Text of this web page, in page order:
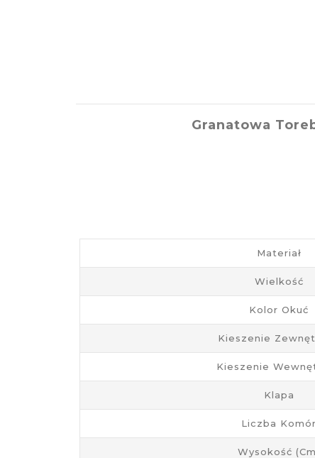
Granatowa
Materiał
Wielkość
Kolor Okuć
Kieszenie
Kieszenie
Klapa
Liczba Komór
Wysokość